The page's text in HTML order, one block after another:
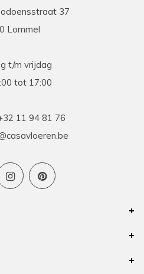
37
Lommel
t/m vrijdag
tot 17:00
11 94 81 76